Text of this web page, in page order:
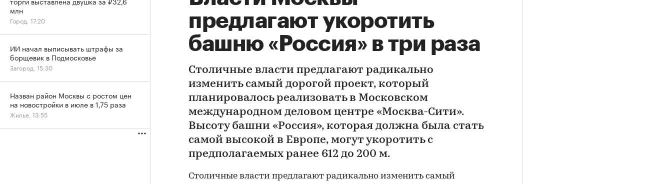
предлагают укоротить
башню «Россия» в три раза
Столичные власти предлагают радикально
изменить самый дорогой проект, который
планировалось реализовать в Московском
международном деловом центре «Москва-Сити».
Высоту башни «Россия», которая должна была стать
самой высокой в Европе, могут укоротить с
предполагаемых ранее 612 до 200 м.
Столичные власти предлагают радикально изменить самый
млн
Город, 17:20
ИИ начал выписывать штрафы за
борщевик в Подмосковье
Загород, 15:30
Назван район Москвы с ростом цен
на новостройки в июле в 1,75 раза
Жилье, 13:55